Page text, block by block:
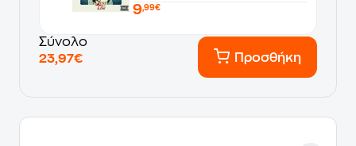
9,99€
Σύνολο
23,97€
Προσθήκη